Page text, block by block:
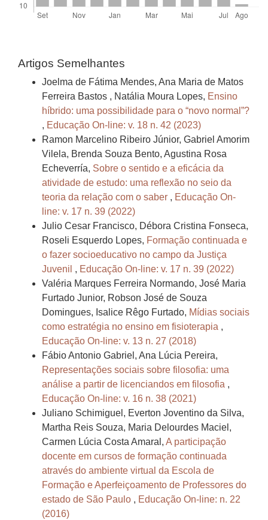
Artigos Semelhantes
Joelma de Fátima Mendes, Ana Maria de Matos
Ferreira Bastos , Natália Moura Lopes, Ensino
híbrido: uma possibilidade para o “novo normal”?
, Educação On-line: v. 18 n. 42 (2023)
Ramon Marcelino Ribeiro Júnior, Gabriel Amorim
Vilela, Brenda Souza Bento, Agustina Rosa
Echeverría, Sobre o sentido e a eficácia da
atividade de estudo: uma reflexão no seio da
teoria da relação com o saber , Educação On-
line: v. 17 n. 39 (2022)
Julio Cesar Francisco, Débora Cristina Fonseca,
Roseli Esquerdo Lopes, Formação continuada e
o fazer socioeducativo no campo da Justiça
Juvenil , Educação On-line: v. 17 n. 39 (2022)
Valéria Marques Ferreira Normando, José Maria
Furtado Junior, Robson José de Souza
Domingues, Isalice Rêgo Furtado, Mídias sociais
como estratégia no ensino em fisioterapia ,
Educação On-line: v. 13 n. 27 (2018)
Fábio Antonio Gabriel, Ana Lúcia Pereira,
Representações sociais sobre filosofia: uma
análise a partir de licenciandos em filosofia ,
Educação On-line: v. 16 n. 38 (2021)
Juliano Schimiguel, Everton Joventino da Silva,
Martha Reis Souza, Maria Delourdes Maciel,
Carmen Lúcia Costa Amaral, A participação
docente em cursos de formação continuada
através do ambiente virtual da Escola de
Formação e Aperfeiçoamento de Professores do
estado de São Paulo , Educação On-line: n. 22
(2016)